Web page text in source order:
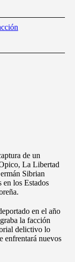
de un
La Libertad
Sibrian
en los Estados
en el año
la facción
delictivo lo
enfrentará nuevos